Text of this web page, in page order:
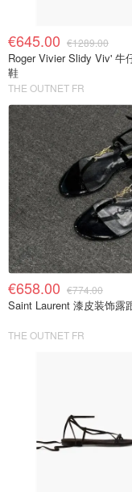
€645.00 €1289.00
Roger Vivier Slidy Viv' 牛
鞋
THE OUTNET FR
€658.00 €774.00
Saint Laurent 漆皮装饰露
THE OUTNET FR